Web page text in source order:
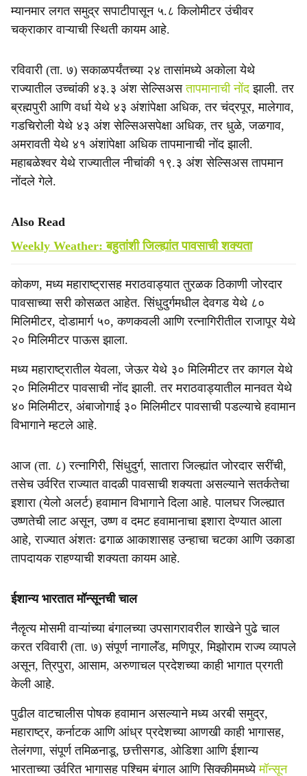
म्यानमार लगत समुद्र सपाटीपासून ५.८ किलोमीटर उंचीवर
चक्राकार वाऱ्याची स्थिती कायम आहे.
रविवारी (ता. ७) सकाळपर्यंतच्या २४ तासांमध्ये अकोला येथे
राज्यातील उच्चांकी ४३.३ अंश सेल्सिअसतापमानाची नोंदझाली. तर
ब्रह्मपुरी आणि वर्धा येथे ४३ अंशांपेक्षा अधिक, तर चंद्रपूर, मालेगाव,
गडचिरोली येथे ४३ अंश सेल्सिअसपेक्षा अधिक, तर धुळे, जळगाव,
अमरावती येथे ४१ अंशांपेक्षा अधिक तापमानाची नोंद झाली.
महाबळेश्वर येथे राज्यातील नीचांकी १९.३ अंश सेल्सिअस तापमान
नोंदले गेले.
Also Read
Weekly Weather: बहुतांशी जिल्ह्यांत पावसाची शक्यता
कोकण, मध्य महाराष्ट्रासह मराठवाड्यात तुरळक ठिकाणी जोरदार
पावसाच्या सरी कोसळत आहेत. सिंधुदुर्गमधील देवगड येथे ८०
मिलिमीटर, दोडामार्ग ५०, कणकवली आणि रत्नागिरीतील राजापूर येथे
२० मिलिमीटर पाऊस झाला.
मध्य महाराष्ट्रातील येवला, जेऊर येथे ३० मिलिमीटर तर कागल येथे
२० मिलिमीटर पावसाची नोंद झाली. तर मराठवाड्यातील मानवत येथे
४० मिलिमीटर, अंबाजोगाई ३० मिलिमीटर पावसाची पडल्याचे हवामान
विभागाने म्हटले आहे.
आज (ता. ८) रत्नागिरी, सिंधुदुर्ग, सातारा जिल्ह्यांत जोरदार सरींची,
तसेच उर्वरित राज्यात वादळी पावसाची शक्यता असल्याने सतर्कतेचा
इशारा (येलो अलर्ट) हवामान विभागाने दिला आहे. पालघर जिल्ह्यात
उष्णतेची लाट असून, उष्ण व दमट हवामानाचा इशारा देण्यात आला
आहे, राज्यात अंशतः ढगाळ आकाशासह उन्हाचा चटका आणि उकाडा
तापदायक राहण्याची शक्यता कायम आहे.
ईशान्य भारतात मॉन्सूनची चाल
नैॡत्य मोसमी वाऱ्यांच्या बंगालच्या उपसागरावरील शाखेने पुढे चाल
करत रविवारी (ता. ७) संपूर्ण नागालॅंड, मणिपूर, मिझोराम राज्य व्यापले
असून, त्रिपुरा, आसाम, अरुणाचल प्रदेशच्या काही भागात प्रगती
केली आहे.
पुढील वाटचालीस पोषक हवामान असल्याने मध्य अरबी समुद्र,
महाराष्ट्र, कर्नाटक आणि आंध्र प्रदेशच्या आणखी काही भागासह,
तेलंगणा, संपूर्ण तमिळनाडू, छत्तीसगड, ओडिशा आणि ईशान्य
भारताच्या उर्वरित भागासह पश्चिम बंगाल आणि सिक्कीममध्येमॉन्सून